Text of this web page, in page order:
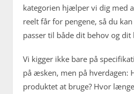
kategorien hjælper vi dig med
reelt får for pengene, så du
passer til både dit behov og dit
Vi kigger ikke bare på
på æsken, men på hverdagen:
produktet at bruge? Hvor